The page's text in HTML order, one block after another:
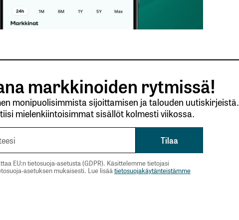
markkinoiden rytmissä!
monipuolisimmista sijoittamisen ja talouden uutiskirjeistä.
mielenkiintoisimmat sisällöt kolmesti viikossa.
EU:n tietosuoja-asetusta (GDPR). Käsittelemme tietojasi
asetuksen mukaisesti. Lue lisäätietosuojakäytänteistämme